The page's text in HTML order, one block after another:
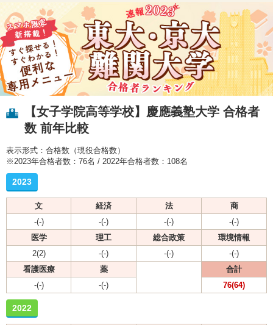
ト
コ
ム
【女子学院高等学校】慶應義塾大学 合格者
数 前年比較
表示形式：合格数（現役合格数）
※2023年合格者数：76名 / 2022年合格者数：108名
2023
文 経済 法
商
-(-)
-(-) -(-)
-(-)
医学
理工 総合政策
環境情報
2(2)
-(-) -(-)
-(-)
看護医療
薬
合計
-(-)
-(-) 76(64)
2022